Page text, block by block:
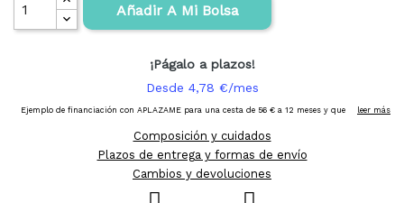
Añadir A Mi Bolsa
Composición y cuidados
Plazos de entrega y formas de envío
Cambios y devoluciones